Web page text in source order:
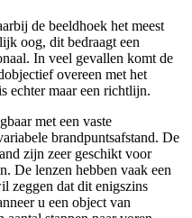
de beeldhoek het meest
oog, dit bedraagt een
In veel gevallen komt de
overeen met het
echter maar een richtlijn.
met een vaste
brandpuntsafstand. De
zijn zeer geschikt voor
De lenzen hebben vaak een
zeggen dat dit enigszins
u een object van